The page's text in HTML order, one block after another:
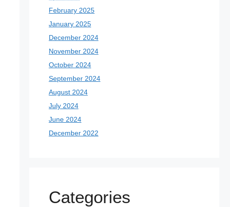
February 2025
January 2025
December 2024
November 2024
October 2024
September 2024
August 2024
July 2024
June 2024
December 2022
Categories